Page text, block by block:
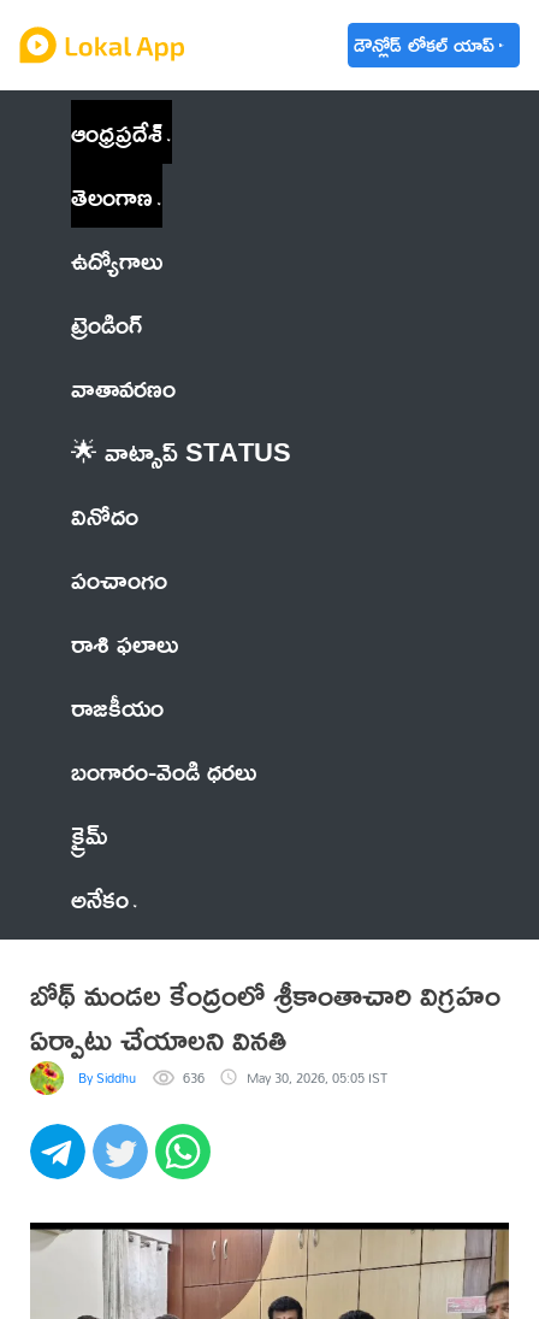
డౌన్లోడ్ లోకల్ యాప్
ఆంధ్రప్రదేశ్
తెలంగాణ
ఉద్యోగాలు
ట్రెండింగ్
వాతావరణం
🌟 వాట్సాప్ STATUS
వినోదం
పంచాంగం
రాశి ఫలాలు
రాజకీయం
బంగారం-వెండి ధరలు
క్రైమ్
అనేకం
బోథ్ మండల కేంద్రంలో శ్రీకాంతాచారి విగ్రహం
ఏర్పాటు చేయాలని వినతి
By Siddhu 636 May 30, 2026, 05:05 IST